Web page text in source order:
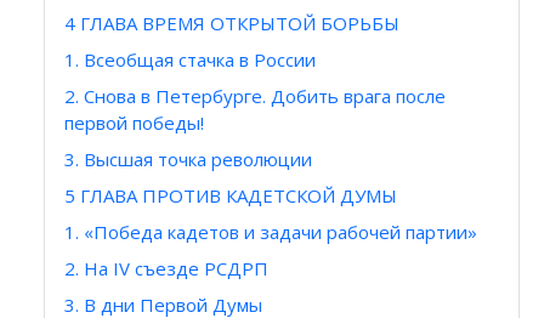
4 ГЛАВА ВРЕМЯ ОТКРЫТОЙ БОРЬБЫ
1. Всеобщая стачка в России
2. Снова в Петербурге. Добить врага после
первой победы!
3. Высшая точка революции
5 ГЛАВА ПРОТИВ КАДЕТСКОЙ ДУМЫ
1. «Победа кадетов и задачи рабочей партии»
2. На IV съезде РСДРП
3. В дни Первой Думы